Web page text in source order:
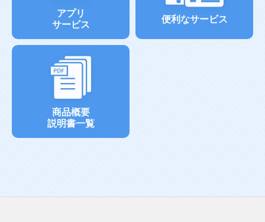
アプリ
サービス
便利なサービス
商品概要
説明書一覧